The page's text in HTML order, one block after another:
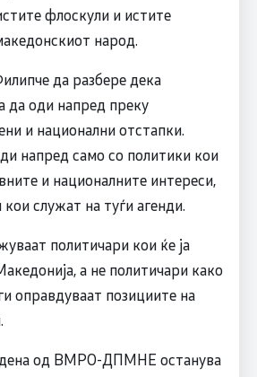
флоскули и истите
народ.
да разбере дека
да оди напред преку
и национални отстапки.
напред само со политики кои
и националните интереси,
служат на туѓи агенди.
политичари кои ќе ја
а не политичари како
оправдуваат позициите на
од ВМРО-ДПМНЕ останува